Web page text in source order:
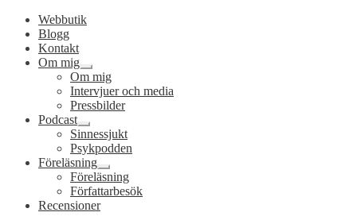
Webbutik
Blogg
Kontakt
Om mig
Expandera
undermeny
Om mig
Intervjuer och media
Pressbilder
Podcast
Expandera
undermeny
Sinnessjukt
Psykpodden
Föreläsning
Expandera
undermeny
Föreläsning
Författarbesök
Recensioner